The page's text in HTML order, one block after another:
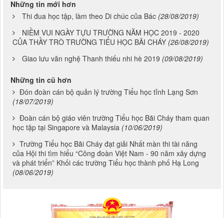
Những tin mới hơn
Thi đua học tập, làm theo Di chúc của Bác (28/08/2019)
NIỀM VUI NGÀY TỰU TRƯỜNG NĂM HỌC 2019 - 2020
CỦA THẦY TRÒ TRƯỜNG TIỂU HỌC BÃI CHÁY (26/08/2019)
Giao lưu văn nghệ Thanh thiếu nhi hè 2019 (09/08/2019)
Những tin cũ hơn
Đón đoàn cán bộ quản lý trường Tiểu học tỉnh Lạng Sơn
(18/07/2019)
Đoàn cán bộ giáo viên trường Tiểu học Bãi Cháy tham quan
học tập tại Singapore và Malaysia (10/06/2019)
Trường Tiểu học Bãi Cháy đạt giải Nhất màn thi tài năng
của Hội thi tìm hiểu “Công đoàn Việt Nam - 90 năm xây dựng
và phát triển” Khối các trường Tiểu học thành phố Hạ Long
(08/06/2019)